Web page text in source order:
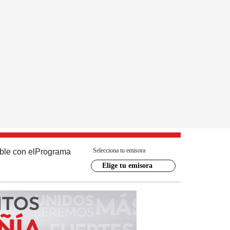
con el Programa Selecciona tu emisora
Elige tu emisora